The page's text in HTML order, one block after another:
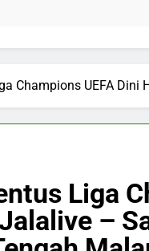
Champions UEFA
Liga
–